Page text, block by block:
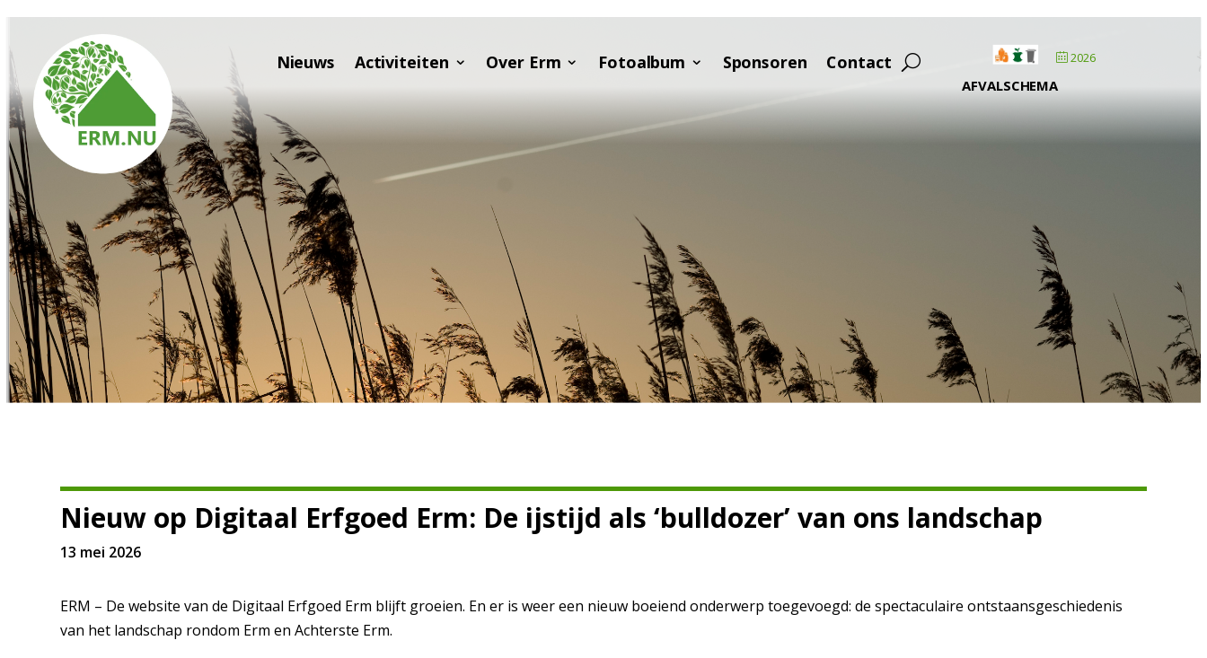
Nieuws Activiteiten Over Erm Fotoalbum Sponsoren Contact 2026
AFVALSCHEMA
Nieuw op Digitaal Erfgoed Erm: De ijstijd als ‘bulldozer’ van ons landschap
13 mei 2026
ERM – De website van de Digitaal Erfgoed Erm blijft groeien. En er is weer een nieuw boeiend onderwerp toegevoegd: de spectaculaire ontstaansgeschiedenis
van het landschap rondom Erm en Achterste Erm.